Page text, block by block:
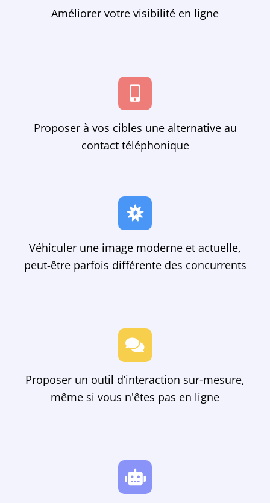
Améliorer votre visibilité en ligne
Proposer à vos cibles une alternative au
contact téléphonique
Véhiculer une image moderne et actuelle,
peut-être parfois différente des concurrents
Proposer un outil d’interaction sur-mesure,
même si vous n'êtes pas en ligne